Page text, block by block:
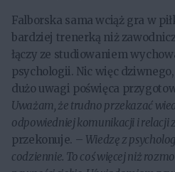
Falborska sama wciąż gra w
bardziej trenerką niż
łączy ze studiowaniem
psychologii. Nic więc
dużo uwagi poświęca
Uważam, że trudno przekazać
odpowiedniej komunikacji i relacji
przekonuje. – Wiedzę z
codziennie. To coś więcej niż